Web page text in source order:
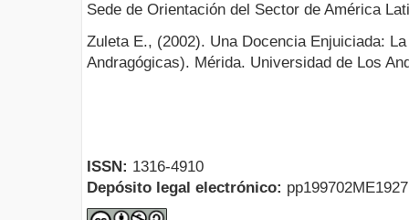
Sede de Orientación del Sector de América
Zuleta E., (2002). Una Docencia Enjuiciada:
Andragógicas). Mérida. Universidad de Los
ISSN: 1316-4910
Depósito legal electrónico: